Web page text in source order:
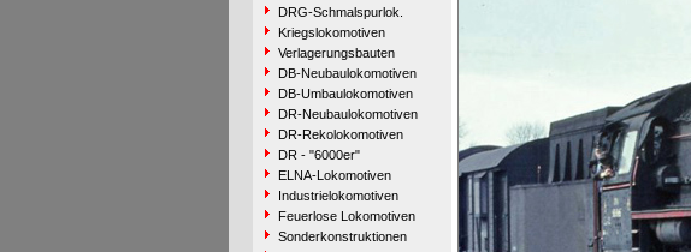
DRG-Schmalspurlok.
Kriegslokomotiven
Verlagerungsbauten
DB-Neubaulokomotiven
DB-Umbaulokomotiven
DR-Neubaulokomotiven
DR-Rekolokomotiven
DR - "6000er"
ELNA-Lokomotiven
Industrielokomotiven
Feuerlose Lokomotiven
Sonderkonstruktionen